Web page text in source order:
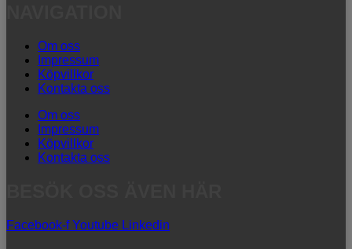
Om oss
Impressum
Köpvillkor
Kontakta oss
Om oss
Impressum
Köpvillkor
Kontakta oss
Facebook-f Youtube Linkedin